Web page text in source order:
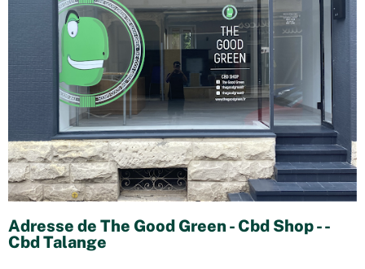
Adresse de The Good Green - Cbd Shop - -
Cbd Talange